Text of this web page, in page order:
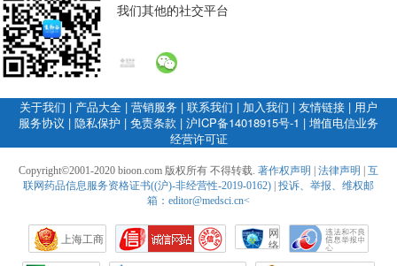
我们其他的社交平台
关于我们 | 产品大全 | 营销服务 | 联系我们 | 加入我们 | 友情链接 | 用户
服务协议 | 隐私保护 | 免责条款 | 沪ICP备14018915号-1 | 增值电信业务
经营许可证
Copyright©2001-2020 bioon.com 版权所有 不得转载. 著作权声明 法律声明
互
联网药品信息服务资格证书((沪)-非经营性-2019-0162) 投诉、举报、维权邮
箱：editor@medsci.cn<
上海工商
网
络